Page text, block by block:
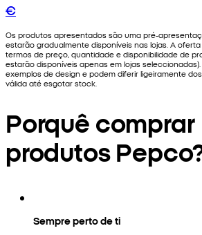
€
Os produtos apresentados são uma pré-
estarão gradualmente disponíveis nas lojas. A
termos de preço, quantidade e disponibilidade de
estarão disponíveis apenas em lojas
exemplos de design e podem diferir ligeiramente
válida até esgotar stock.
Porquê comprar
produtos
Sempre perto de ti